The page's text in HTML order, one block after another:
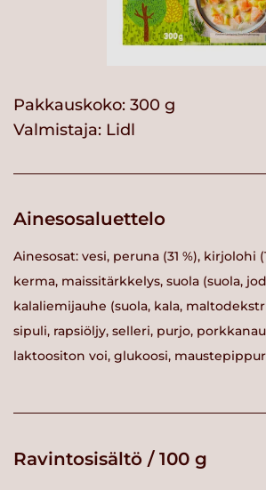
Pakkauskoko: 300 g
Valmistaja: Lidl
Ainesosaluettelo
Ainesosat: vesi, peruna (31 %), kirjolohi
kerma, maissitärkkelys, suola (suola,
kalaliemijauhe (suola, kala,
sipuli, rapsiöljy, selleri, purjo,
laktoositon voi, glukoosi,
Ravintosisältö / 100 g